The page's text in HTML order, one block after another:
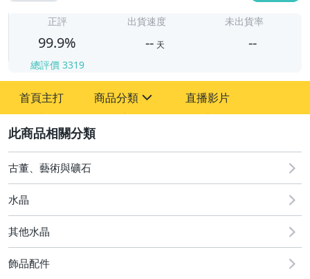
正評
99.9%
總評價 3319
出貨速度
-- 天
未出貨率
--
首頁主打 商品分類
圖書/影音/文具
古董、藝術與礦石
手錶與飾品配件
美食與地方特產
直播影片
古董、藝術與礦石
水晶
其他水晶
飾品配件